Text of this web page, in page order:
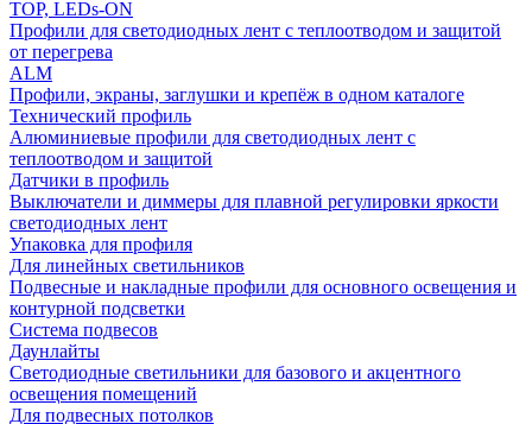
TOP, LEDs-ON
Профили для светодиодных лент с теплоотводом и защитой
от перегрева
ALM
Профили, экраны, заглушки и крепёж в одном каталоге
Технический профиль
Алюминиевые профили для светодиодных лент с
теплоотводом и защитой
Датчики в профиль
Выключатели и диммеры для плавной регулировки яркости
светодиодных лент
Упаковка для профиля
Для линейных светильников
Подвесные и накладные профили для основного освещения и
контурной подсветки
Система подвесов
Даунлайты
Светодиодные светильники для базового и акцентного
освещения помещений
Для подвесных потолков